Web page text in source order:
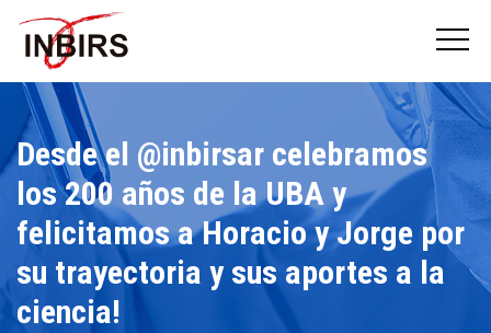
Desde el @inbirsar celebramos
los 200 años de la UBA y
felicitamos a Horacio y Jorge por
su trayectoria y sus aportes a la
ciencia!